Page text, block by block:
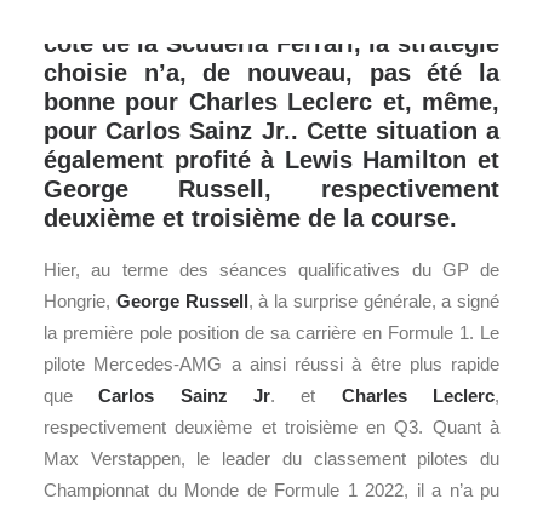
côté de la Scuderia Ferrari, la stratégie
choisie n’a, de nouveau, pas été la
bonne pour Charles Leclerc et, même,
pour Carlos Sainz Jr.. Cette situation a
également profité à Lewis Hamilton et
George Russell, respectivement
deuxième et troisième de la course.
Hier, au terme des séances qualificatives du GP de
Hongrie, George Russell, à la surprise générale, a signé
la première pole position de sa carrière en Formule 1. Le
pilote Mercedes-AMG a ainsi réussi à être plus rapide
queCarlos Sainz Jr. et Charles Leclerc,
respectivement deuxième et troisième en Q3. Quant à
Max Verstappen, le leader du classement pilotes du
Championnat du Monde de Formule 1 2022, il a n’a pu